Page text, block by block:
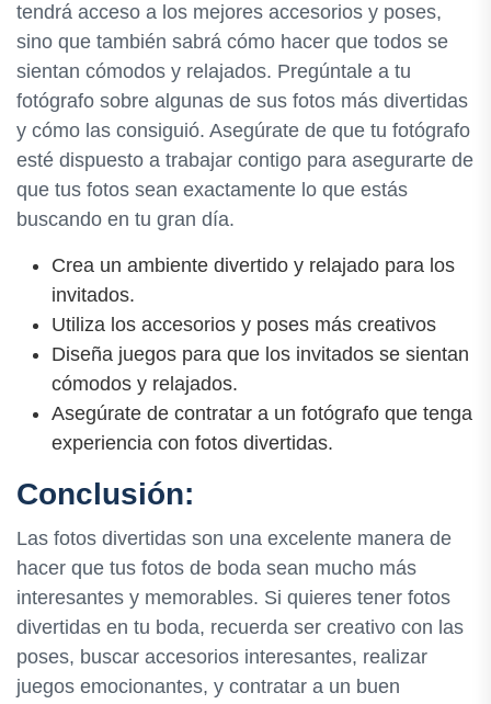
tendrá acceso a los mejores accesorios y poses,
sino que también sabrá cómo hacer que todos se
sientan cómodos y relajados. Pregúntale a tu
fotógrafo sobre algunas de sus fotos más divertidas
y cómo las consiguió. Asegúrate de que tu fotógrafo
esté dispuesto a trabajar contigo para asegurarte de
que tus fotos sean exactamente lo que estás
buscando en tu gran día.
Crea un ambiente divertido y relajado para los
invitados.
Utiliza los accesorios y poses más creativos
Diseña juegos para que los invitados se sientan
cómodos y relajados.
Asegúrate de contratar a un fotógrafo que tenga
experiencia con fotos divertidas.
Conclusión:
Las fotos divertidas son una excelente manera de
hacer que tus fotos de boda sean mucho más
interesantes y memorables. Si quieres tener fotos
divertidas en tu boda, recuerda ser creativo con las
poses, buscar accesorios interesantes, realizar
juegos emocionantes, y contratar a un buen